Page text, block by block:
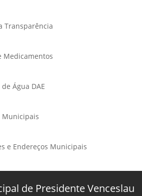
Transparência
Medicamentos
Água DAE
Municipais
e Endereços Municipais
de Presidente Venceslau